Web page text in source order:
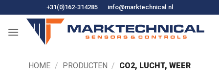
naar
+31(0)162-314285 info@marktechnical.nl
HOME / PRODUCTEN / CO2, LUCHT, WEER